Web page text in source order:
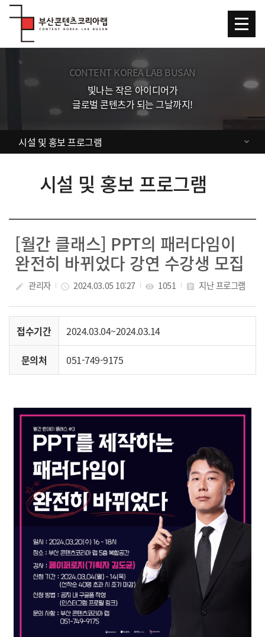
Skip Menu
CONTENT KOREA LAB BUSAN
빛나는 작은 아이디어가
글로벌 콘텐츠가 되는 그날까지!
시설 및 홍보 프로그램
시설 및 홍보 프로그램
[월간 클래스] PPT의 패러다임이
완전히 바뀌었다 강연 수강생 모집
create 관리자 access_time 2024.03.05 10:27 visibility 1051 assignment 지난 프로그램
접수기간 2024.03.04~2024.03.14
문의처 051-749-9175